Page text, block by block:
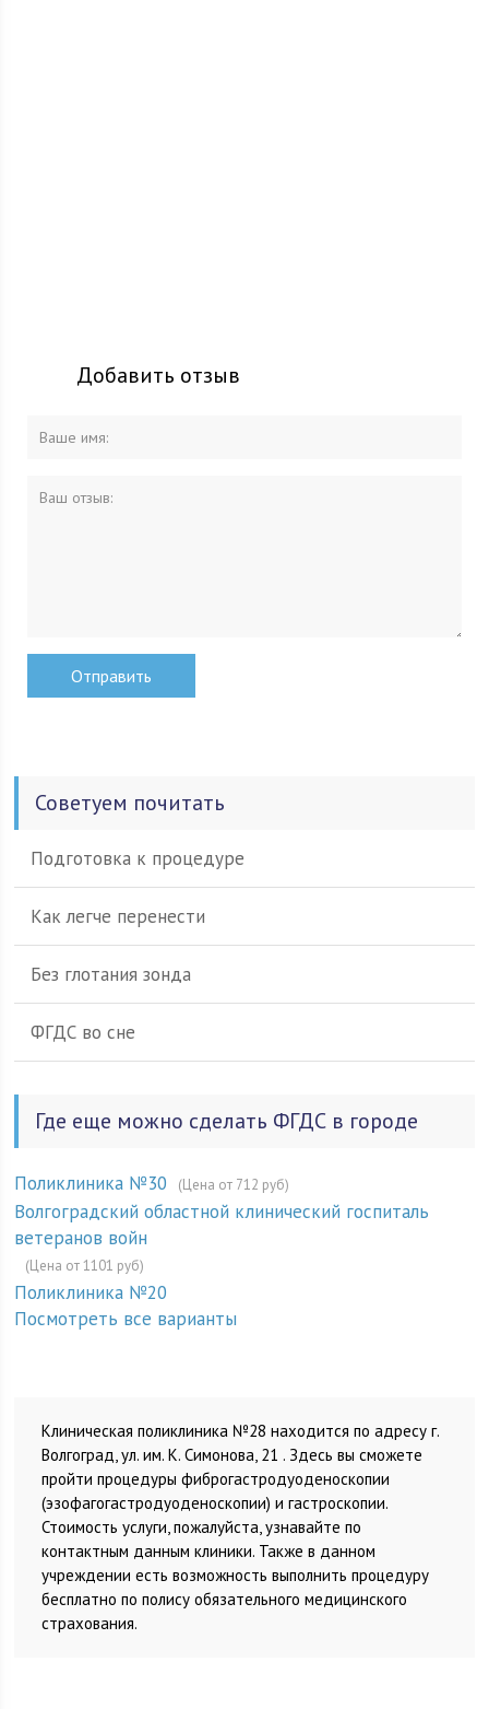
Добавить отзыв
Советуем почитать
Подготовка к процедуре
Как легче перенести
Без глотания зонда
ФГДС во сне
Где еще можно сделать ФГДС в городе
Поликлиника №30 (Цена от 712 руб)
Волгоградский областной клинический госпиталь
ветеранов войн
(Цена от 1101 руб)
Поликлиника №20
Посмотреть все варианты
Клиническая поликлиника №28 находится по адресу г.
Волгоград, ул. им. К. Симонова, 21 . Здесь вы сможете
пройти процедуры фиброгастродуоденоскопии
(эзофагогастродуоденоскопии) и гастроскопии.
Стоимость услуги, пожалуйста, узнавайте по
контактным данным клиники. Также в данном
учреждении есть возможность выполнить процедуру
бесплатно по полису обязательного медицинского
страхования.